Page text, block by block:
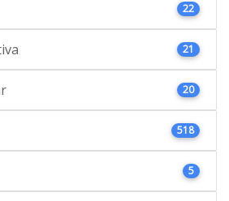
22
21
20
518
5